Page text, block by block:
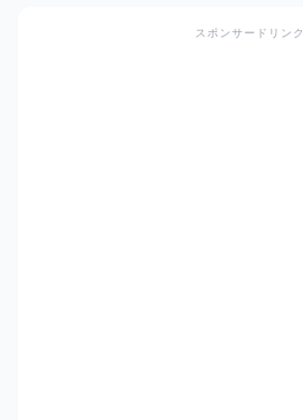
スポンサードリンク